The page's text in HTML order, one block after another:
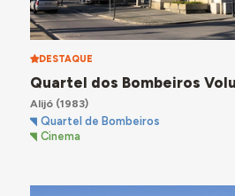
DESTAQUE
Quartel dos Bombeiros
Alijó(1983)
Quartel de Bombeiros
Cinema